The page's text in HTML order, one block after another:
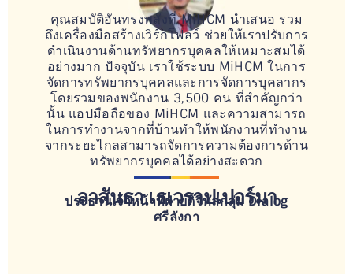
คุณสมบัติอันทรงพลังที่ MiHCM นำเสนอ รวม
ถึงเครื่องมือสร้างเวิร์กโฟลว์ ช่วยให้เราปรับการ
ดำเนินงานด้านทรัพยากรบุคคลให้เหมาะสมได้
อย่างมาก ปัจจุบัน เราใช้ระบบ MiHCM ในการ
จัดการทรัพยากรบุคคลและการจัดการบุคลากร
โดยรวมของพนักงาน 3,500 คน ที่สำคัญกว่า
นั้น แอปมือถือของ MiHCM และความสามารถ
ในการทำงานจากที่บ้านทำให้พนักงานที่ทำงาน
จากระยะไกลสามารถจัดการความต้องการด้าน
ทรัพยากรบุคคลได้อย่างสะดวก
ลาสันธา เธเวราปเปอร์มา
ประธานเจ้าหน้าที่ฝ่ายดิจิทัลกลุ่ม Dialog
ศรีลังกา